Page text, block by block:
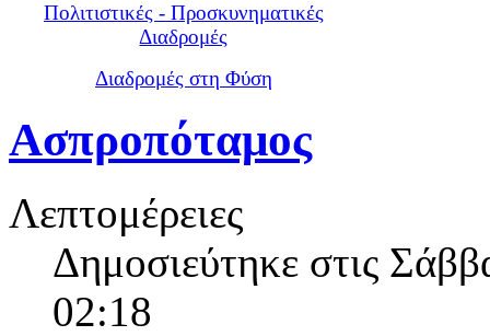
Πολιτιστικές - Προσκυνηματικές
Διαδρομές
Διαδρομές στη Φύση
Ασπροπόταμος
Λεπτομέρειες
Δημοσιεύτηκε στις
02:18